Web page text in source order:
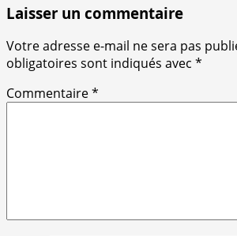
Laisser un commentaire
Votre adresse e-mail ne sera pas
obligatoires sont indiqués avec *
Commentaire*